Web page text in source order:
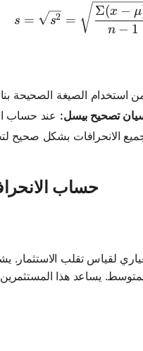
s =
s = s2 =
n − 1
Σ(x − μ
تصحيح بيسل:
الانحرافات بشكل صحيح
حساب
لقياس تقلب الاستثمار.
يساعد هذا المستثمرين